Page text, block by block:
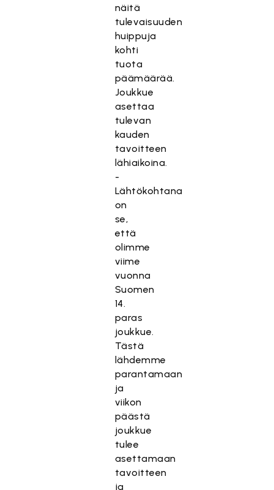
näitä
tulevaisuuden
huippuja
kohti
tuota
päämäärää.
Joukkue
asettaa
tulevan
kauden
tavoitteen
lähiaikoina.
-
Lähtökohtana
on
se,
että
olimme
viime
vuonna
Suomen
14.
paras
joukkue.
Tästä
lähdemme
parantamaan
ja
viikon
päästä
joukkue
tulee
asettamaan
tavoitteen
ja